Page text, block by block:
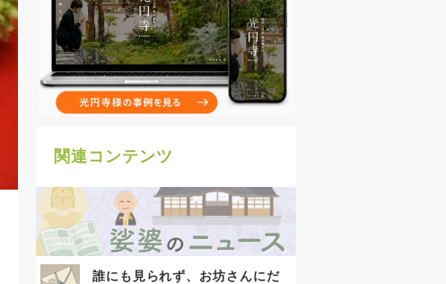
関連コンテンツ
誰にも見られず、お坊さんにだ